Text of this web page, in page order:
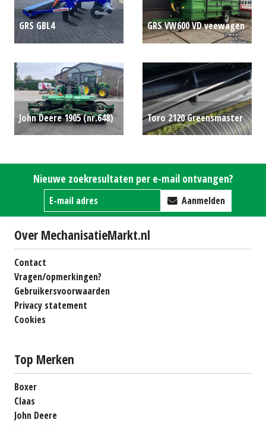
GRS GBL4
GRS VW600 VD veewagen
John Deere 1905 (nr.648)
Toro 2120 Greensmaster
Nieuwe zoekresultaten per e-mail ontvangen?
Aanmelden
Over MechanisatieMarkt.nl
Contact
Vragen/opmerkingen?
Gebruikersvoorwaarden
Privacy statement
Cookies
Top Merken
Boxer
Claas
John Deere